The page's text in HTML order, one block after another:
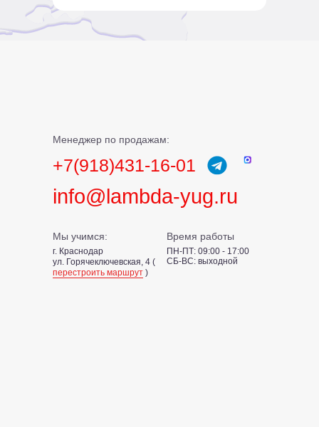
Менеджер по продажам:
Мы учимся: Время работы
+7(918)431-16-01
info@lambda-yug.ru
г. Краснодар
ул. Горячеключевская, 4 (
перестроить маршрут )
ПН-ПТ: 09:00 - 17:00
СБ-ВС: выходной